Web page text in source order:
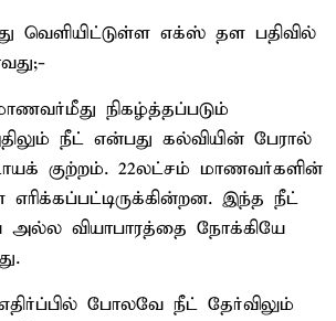
வெளியிட்டுள்ள எக்ஸ் தள பதிவில்
நிகழ்த்தப்படும்
நீட் என்பது கல்வியின் பேரால்
குற்றம். 22லட்சம் மாணவர்களின்
இந்த நீட்
அல்ல வியாபாரத்தை நோக்கியே
போலவே நீட் தேர்விலும்